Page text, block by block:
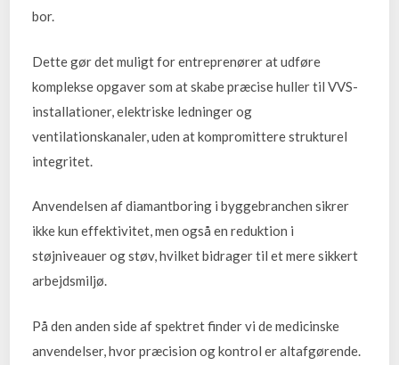
bor.
Dette gør det muligt for entreprenører at udføre
komplekse opgaver som at skabe præcise huller til VVS-
installationer, elektriske ledninger og
ventilationskanaler, uden at kompromittere strukturel
integritet.
Anvendelsen af diamantboring i byggebranchen sikrer
ikke kun effektivitet, men også en reduktion i
støjniveauer og støv, hvilket bidrager til et mere sikkert
arbejdsmiljø.
På den anden side af spektret finder vi de medicinske
anvendelser, hvor præcision og kontrol er altafgørende.